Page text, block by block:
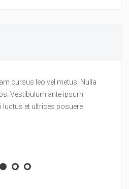
cursus leo vel metus. Nulla
Vestibulum ante ipsum
et ultrices posuere